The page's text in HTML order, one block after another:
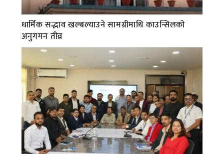
धार्मिक सद्भाव खल्बल्याउने सामग्रीमाथि काउन्सिलको
अनुगमन तीव्र